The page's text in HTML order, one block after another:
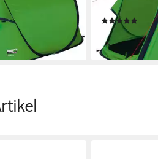
mit
74,99 €
lieferbar in 2